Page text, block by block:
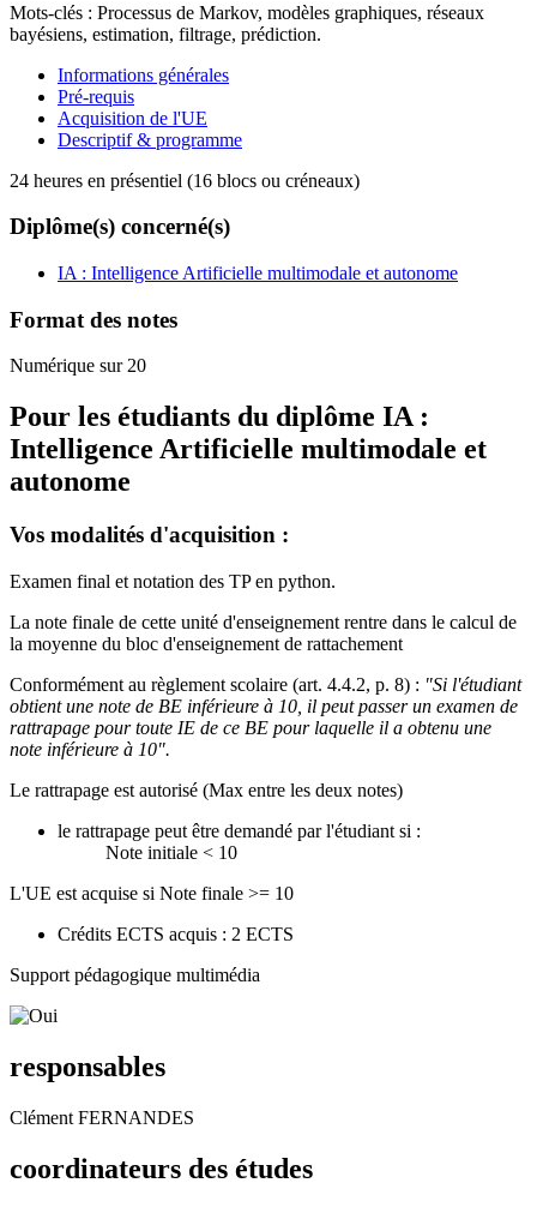
Mots-clés : Processus de Markov, modèles graphiques, réseaux
bayésiens, estimation, filtrage, prédiction.
Informations générales
Pré-requis
Acquisition de l'UE
Descriptif & programme
24 heures en présentiel (16 blocs ou créneaux)
Diplôme(s) concerné(s)
IA : Intelligence Artificielle multimodale et autonome
Format des notes
Numérique sur 20
Pour les étudiants du diplôme IA :
Intelligence Artificielle multimodale et
autonome
Vos modalités d'acquisition :
Examen final et notation des TP en python.
La note finale de cette unité d'enseignement rentre dans le calcul de
la moyenne du bloc d'enseignement de rattachement
Conformément au règlement scolaire (art. 4.4.2, p. 8) : "Si l'étudiant
obtient une note de BE inférieure à 10, il peut passer un examen de
rattrapage pour toute IE de ce BE pour laquelle il a obtenu une
note inférieure à 10".
Le rattrapage est autorisé (Max entre les deux notes)
le rattrapage peut être demandé par l'étudiant si :
Note initiale < 10
L'UE est acquise si Note finale >= 10
Crédits ECTS acquis : 2 ECTS
Support pédagogique multimédia
responsables
Clément FERNANDES
coordinateurs des études